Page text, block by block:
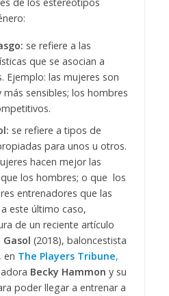
se refiere a las
que se asocian a
Ejemplo: las mujeres son
sensibles; los hombres
se refiere a tipos de
para unos u otros.
hacen mejor las
los hombres; o que los
entrenadores que las
este último caso,
de un reciente artículo
Gasol (2018), baloncestista
en The Players Tribune,
Becky Hammon y su
poder llegar a entrenar a